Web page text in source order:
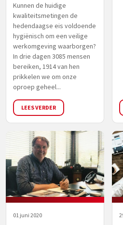
Kunnen de huidige
kwaliteitsmetingen de
hedendaagse eis voldoende
hygiënisch om een veilige
werkomgeving waarborgen?
In drie dagen 3085 mensen
bereiken, 1914 van hen
prikkelen we om onze
oproep geheel...
LEES VERDER
01 juni 2020